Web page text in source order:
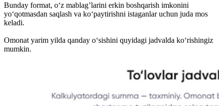
Bunday format, o‘z mablag’larini erkin boshqarish imkonini
yo‘qotmasdan saqlash va ko‘paytirishni istaganlar uchun juda mos
keladi.
Omonat yarim yilda qanday o‘sishini quyidagi jadvalda ko‘rishingiz
mumkin.